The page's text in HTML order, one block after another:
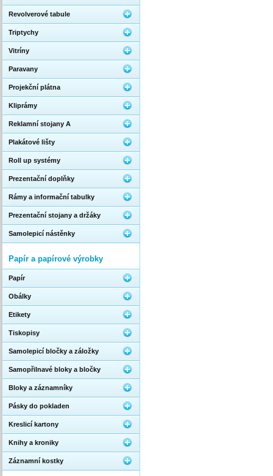
Revolverové tabule
Triptychy
Vitríny
Paravany
Projekční plátna
Kliprámy
Reklamní stojany A
Plakátové lišty
Roll up systémy
Prezentační doplňky
Rámy a informační tabulky
Prezentační stojany a držáky
Samolepicí nástěnky
Papír a papírové výrobky
Papír
Obálky
Etikety
Tiskopisy
Samolepicí bločky a záložky
Samopřilnavé bloky a bločky
Bloky a záznamníky
Pásky do pokladen
Kreslicí kartony
Knihy a kroniky
Záznamní kostky